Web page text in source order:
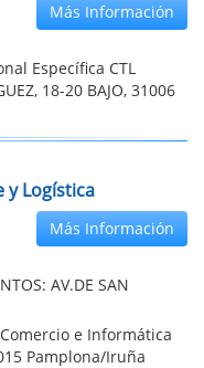
Más Información
Específica CTL
18-20 BAJO, 31006
y Logística
Más Información
AV.DE SAN
e Informática
Pamplona/Iruña